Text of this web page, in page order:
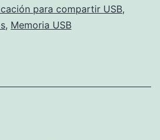
en
red
para compartir USB,
, Memoria USB